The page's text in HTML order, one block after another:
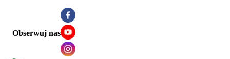
Obserwuj nas